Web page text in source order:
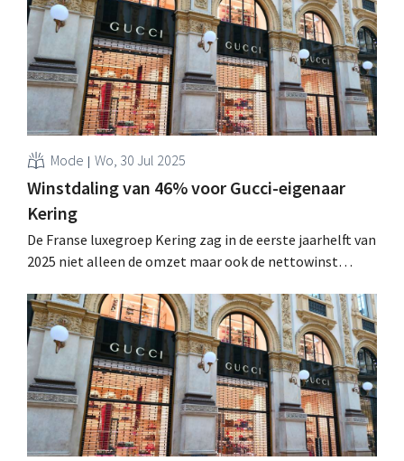
verslechterd. .
Mode Wo, 30 Jul 2025
Winstdaling van 46% voor Gucci-eigenaar
Kering
De Franse luxegroep Kering zag in de eerste jaarhelft van
2025 niet alleen de omzet maar ook de nettowinst
Het bedrijf bereidt zich voor op een leiderschapswissel,
in de hoop het tij te keren. .